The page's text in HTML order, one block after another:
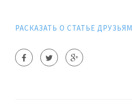
РАСКАЗАТЬ О СТАТЬЕ ДРУЗЬЯМ